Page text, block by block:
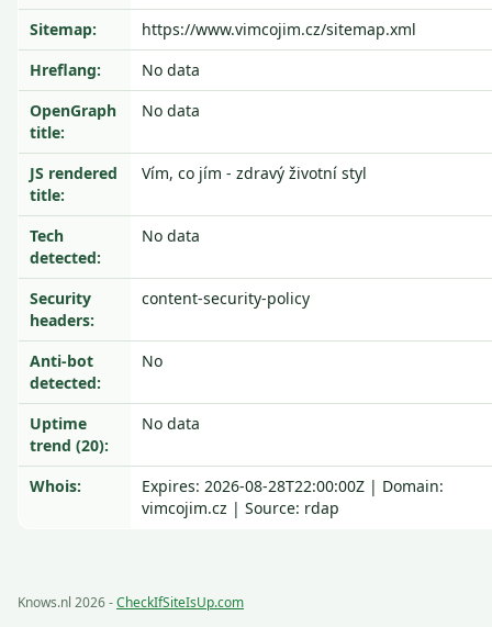
Sitemap:
https://www.vimcojim.cz/sitemap.xml
Hreflang:
No data
OpenGraph
title:
No data
JS rendered
title:
Vím, co jím - zdravý životní styl
Tech
detected:
No data
Security
headers:
content-security-policy
Anti-bot
detected:
No
Uptime
trend (20):
No data
Whois:
Expires: 2026-08-28T22:00:00Z | Domain:
vimcojim.cz | Source: rdap
Knows.nl 2026 -CheckIfSiteIsUp.com